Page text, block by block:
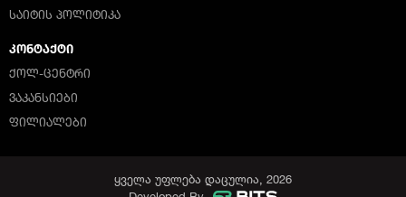
ᲡᲐᲘᲢᲘᲡ ᲞᲝᲚᲘᲢᲘᲙᲐ
ᲙᲝᲜᲢᲐᲥᲢᲘ
ᲥᲝᲚ-ᲪᲔᲜᲢᲠᲘ
ᲕᲐᲙᲐᲜᲡᲘᲔᲑᲘ
ᲤᲘᲚᲘᲐᲚᲔᲑᲘ
ყველა უფლება დაცულია, 2026